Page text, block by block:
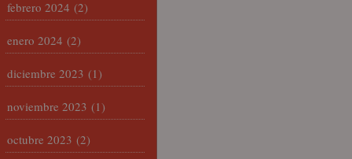
febrero 2024 (2)
enero 2024 (2)
diciembre 2023 (1)
noviembre 2023 (1)
octubre 2023 (2)